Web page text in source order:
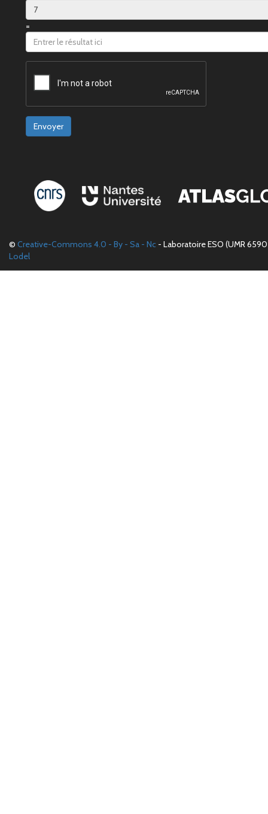
=
Envoyer
© Creative-Commons 4.0 - By - Sa - Nc - Laboratoire ESO (UMR
Lodel